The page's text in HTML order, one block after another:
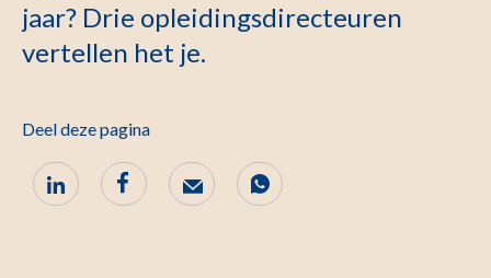
jaar? Drie opleidingsdirecteuren
vertellen het je.
Deel deze pagina